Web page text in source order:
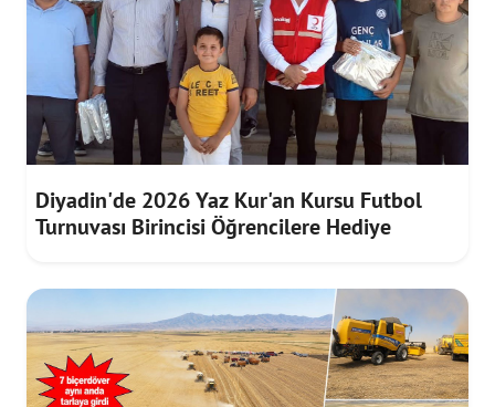
Diyadin'de 2026 Yaz Kur'an Kursu Futbol
Turnuvası Birincisi Öğrencilere Hediye